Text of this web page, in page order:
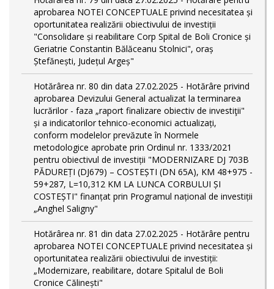
aprobarea NOTEI CONCEPTUALE privind necesitatea și
oportunitatea realizării obiectivului de investiții
"Consolidare și reabilitare Corp Spital de Boli Cronice și
Geriatrie Constantin Bălăceanu Stolnici", oraș
Ștefănești, Județul Argeș"
Hotărârea nr. 80 din data 27.02.2025 - Hotărâre privind
aprobarea Devizului General actualizat la terminarea
lucrărilor - faza „raport finalizare obiectiv de investiţii"
și a indicatorilor tehnico-economici actualizați,
conform modelelor prevăzute în Normele
metodologice aprobate prin Ordinul nr. 1333/2021
pentru obiectivul de investiții "MODERNIZARE DJ 703B
PĂDUREȚI (DJ679) – COSTEȘTI (DN 65A), KM 48+975 -
59+287, L=10,312 KM LA LUNCA CORBULUI ȘI
COSTEȘTI" finanțat prin Programul național de investiții
„Anghel Saligny"
Hotărârea nr. 81 din data 27.02.2025 - Hotărâre pentru
aprobarea NOTEI CONCEPTUALE privind necesitatea și
oportunitatea realizării obiectivului de investiții:
„Modernizare, reabilitare, dotare Spitalul de Boli
Cronice Călinești"